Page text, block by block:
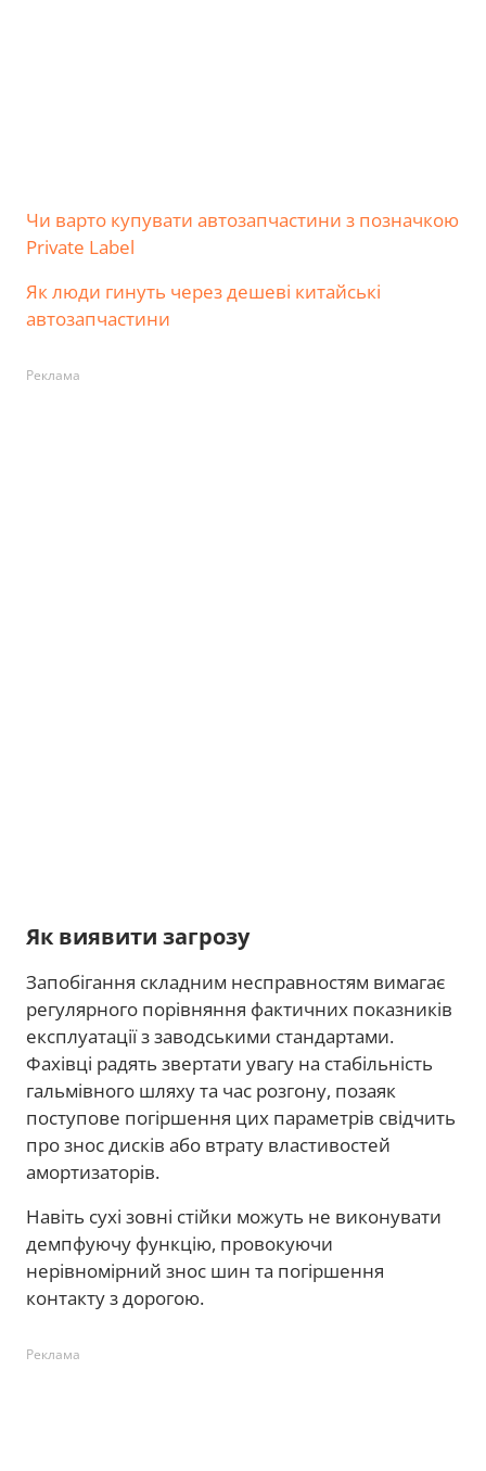
Чи варто купувати автозапчастини з позначкою
Private Label
Як люди гинуть через дешеві китайські
автозапчастини
Реклама
Як виявити загрозу
Запобігання складним несправностям вимагає
регулярного порівняння фактичних показників
експлуатації з заводськими стандартами.
Фахівці радять звертати увагу на стабільність
гальмівного шляху та час розгону, позаяк
поступове погіршення цих параметрів свідчить
про знос дисків або втрату властивостей
амортизаторів.
Навіть сухі зовні стійки можуть не виконувати
демпфуючу функцію, провокуючи
нерівномірний знос шин та погіршення
контакту з дорогою.
Реклама